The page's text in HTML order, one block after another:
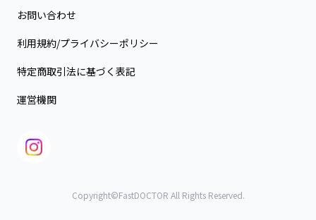
お問い合わせ
利用規約/プライバシーポリシー
特定商取引法に基づく表記
運営機関
Copyright©FastDOCTOR All Rights Reserved.